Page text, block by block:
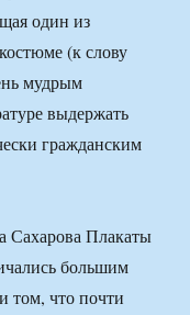
один из
(к слову
мудрым
выдержать
гражданским
Сахарова Плакаты
большим
том, что почти